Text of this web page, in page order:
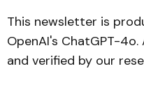
This newsletter is
OpenAI's ChatGPT-
and verified by our